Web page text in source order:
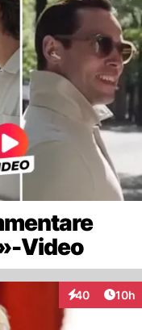
Video
40
Interaktionen
10h